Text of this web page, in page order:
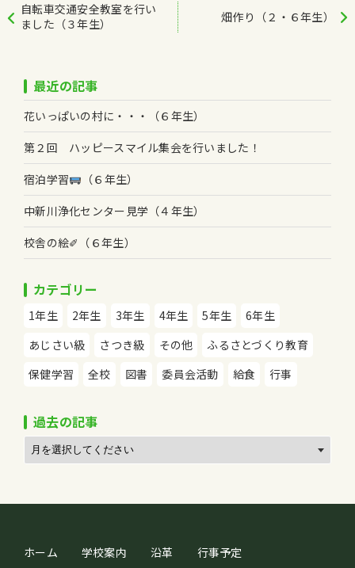
自転車交通安全教室を行い
ました（３年生）
畑作り（２・６年生）
最近の記事
花いっぱいの村に・・・（６年生）
第２回 ハッピースマイル集会を行いました！
宿泊学習
（６年生）
中新川浄化センター見学（４年生）
校舎の絵✐（６年生）
カテゴリー
1年生 2年生 3年生 4年生 5年生
6年生
あじさい級
さつき級 その他
ふるさとづくり教育
保健学習
全校 図書 委員会活動 給食 行事
過去の記事
ホーム 学校案内 沿革 行事予定